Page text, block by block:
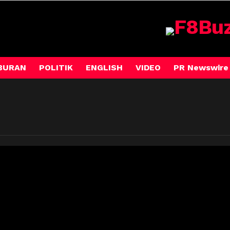
POLITIK ENGLISH VIDEO PR Newswire